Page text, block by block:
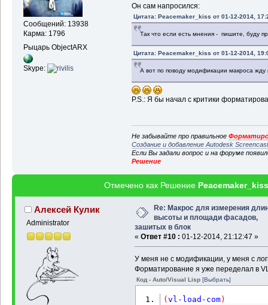
Сообщений: 13938
Карма: 1796
Рыцарь ObjectARX
Skype:
Он сам напросился:
Цитата: Peacemaker_kiss от 01-12-2014,
Так что если есть мнения - пишите, буду
Цитата: Peacemaker_kiss от 01-12-2014,
А вот по поводу модификации макроса
P.S.: Я бы начал с критики
Не забывайте про правильное
Создание и добавление Autodesk
Если Вы задали вопрос и на форуме
Решение
Отмечено как Решение Peacemaker_kiss
Алексей Кулик
Administrator
Re: Макрос для измерения
высоты и площади фасадов,
зашитых в блок
« Ответ #10 : 01-12-2014, 21:12:47 »
У меня не с модификации, у меня с
Форматирование я уже переделал в
Код - Auto/Visual Lisp [Выбрать]
(vl-load-com)